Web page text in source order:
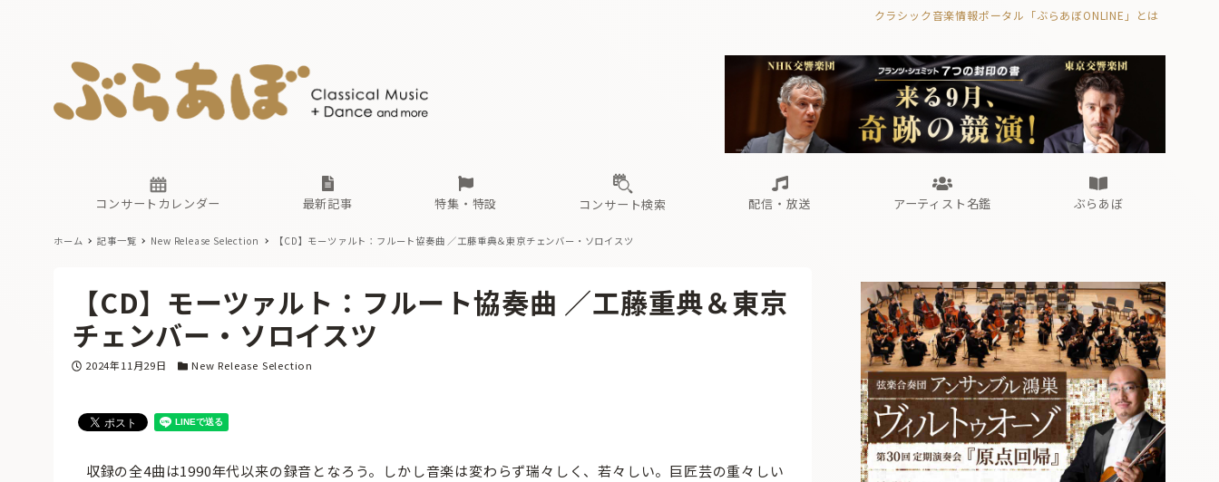
クラシック音楽情報ポータル「ぶらあぼONLINE」とは
コンサートカレンダー 最新記事
古楽とその先と オーケストラの楽屋から 海の向こうの音楽家 Aからの眺望 ぶらあぼブラス！
フォルテピアノ・オデッセイ
特集・特設
現場のプロが推す！間違いないオーケストラコンサート
過去の特集
コンサート検索 配信・放送
無料ライブ配信スケジュール 有料ライブ配信スケジュール
アーティスト名鑑
か な は ま や ら わ
ぶらあぼ
古楽とその先と Aからの眺望 ぶらあぼブラス！
フォルテピアノ・オデッセイ
無料ライブ配信スケジュール
あ か さ
ホーム 記事一覧 New Release Selection 【CD】モーツァルト：フルート協奏曲 ／工藤重典＆東京チェンバー・ソロイスツ
【CD】モーツァルト：フルート協奏曲 ／工藤重典＆東京
チェンバー・ソロイスツ
投稿日
2024年11月29日 カテゴリー
New Release Selection
収録の全4曲は1990年代以来の録音となろう。しかし音楽は変わらず瑞々しく、若々しい。巨匠芸の重々しい